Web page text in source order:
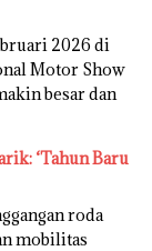
2026 di
Motor Show
besar dan
‘Tahun Baru
roda
mobilitas